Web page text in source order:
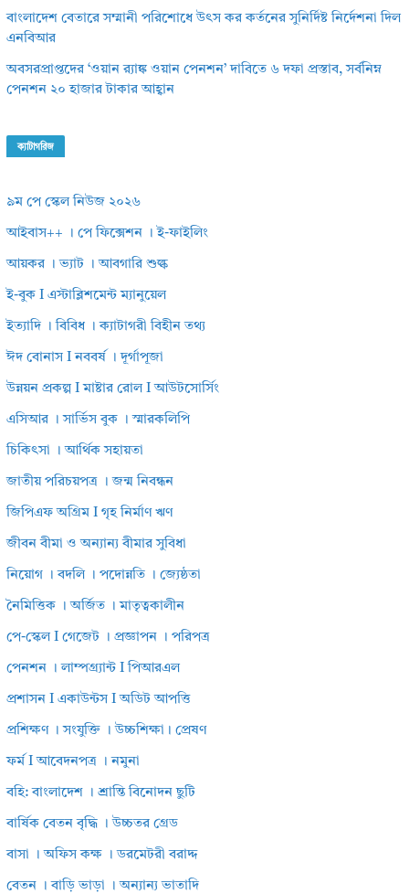
বাংলাদেশ বেতারে সম্মানী পরিশোধে উৎস কর কর্তনের সুনির্দিষ্ট নির্দেশনা দিল
এনবিআর
অবসরপ্রাপ্তদের ‘ওয়ান র‌্যাঙ্ক ওয়ান পেনশন’ দাবিতে ৬ দফা প্রস্তাব, সর্বনিম্ন
পেনশন ২০ হাজার টাকার আহ্বান
ক্যাটাগরিজ
৯ম পে স্কেল নিউজ ২০২৬
আইবাস++ । পে ফিক্সেশন । ই-ফাইলিং
আয়কর । ভ্যাট । আবগারি শুল্ক
ই-বুক I এস্টাব্লিশমেন্ট ম্যানুয়েল
ইত্যাদি । বিবিধ । ক্যাটাগরী বিহীন তথ্য
ঈদ বোনাস I নববর্ষ । দূর্গাপূজা
উন্নয়ন প্রকল্প I মাষ্টার রোল I আউটসোর্সিং
এসিআর । সার্ভিস বুক । স্মারকলিপি
চিকিৎসা । আর্থিক সহায়তা
জাতীয় পরিচয়পত্র । জন্ম নিবন্ধন
জিপিএফ অগ্রিম I গৃহ নির্মাণ ঋণ
জীবন বীমা ও অন্যান্য বীমার সুবিধা
নিয়োগ । বদলি । পদোন্নতি । জ্যেষ্ঠতা
নৈমিত্তিক । অর্জিত । মাতৃত্বকালীন
পে-স্কেল I গেজেট । প্রজ্ঞাপন । পরিপত্র
পেনশন । লাম্পগ্র্যান্ট I পিআরএল
প্রশাসন I একাউন্টস I অডিট আপত্তি
প্রশিক্ষণ । সংযুক্তি । উচ্চশিক্ষা। প্রেষণ
ফর্ম I আবেদনপত্র । নমুনা
বহি: বাংলাদেশ । শ্রান্তি বিনোদন ছুটি
বার্ষিক বেতন বৃদ্ধি । উচ্চতর গ্রেড
বাসা । অফিস কক্ষ । ডরমেটরী বরাদ্দ
বেতন । বাড়ি ভাড়া । অন্যান্য ভাতাদি